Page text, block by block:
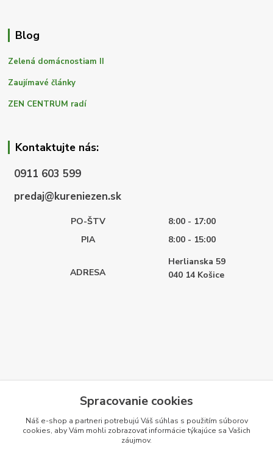
Blog
Zelená domácnostiam II
Zaujímavé články
ZEN CENTRUM radí
Kontaktujte nás:
0911 603 599
predaj@kureniezen.sk
PO-ŠTV
8:00 - 17:00
PIA
8:00 - 15:00
ADRESA
Herlianska 59
040 14 Košice
Spracovanie cookies
Náš e-shop a partneri potrebujú Váš súhlas s použitím súborov
cookies, aby Vám mohli zobrazovať informácie týkajúce sa Vašich
záujmov.